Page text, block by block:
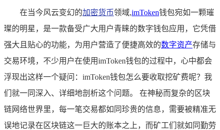
在当今风云变幻的加密货币领域,imToken钱包宛如一颗璀
璨的明星，是一款备受广大用户青睐的数字钱包应用，它凭借
强大且贴心的功能，为用户营造了便捷高效的数字资产存储与
交易环境，不少用户在使用imToken钱包的过程中，心中都会
浮现出这样一个疑问：imToken钱包怎么要收取挖矿费呢？我
们就一同深入、详细地剖析这个问题。 在神秘而复杂的区块
链网络世界里，每一笔交易都如同珍贵的信息，需要被精准无
误地记录在区块链这一巨大的账本之上，而矿工们就如同勤劳